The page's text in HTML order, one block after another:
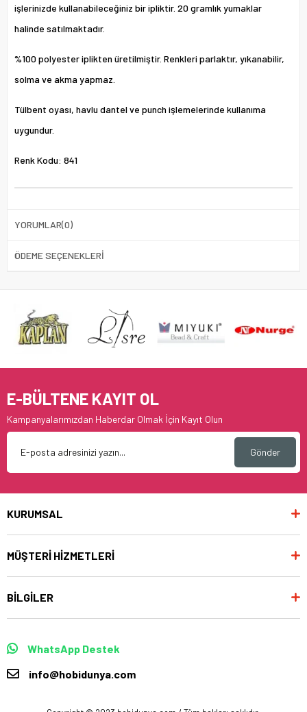
işlerinizde kullanabileceğiniz bir ipliktir. 20 gramlık yumaklar
halinde satılmaktadır.
%100 polyester iplikten üretilmiştir. Renkleri parlaktır, yıkanabilir,
solma ve akma yapmaz.
Tülbent oyası, havlu dantel ve punch işlemelerinde kullanıma
uygundur.
Renk Kodu: 841
YORUMLAR(0)
ÖDEME SEÇENEKLERI
E-BÜLTENE KAYIT OL
Kampanyalarımızdan Haberdar Olmak İçin Kayıt Olun
Gönder
KURUMSAL
MÜŞTERİ HİZMETLERİ
BİLGİLER
WhatsApp Destek
info@hobidunya.com